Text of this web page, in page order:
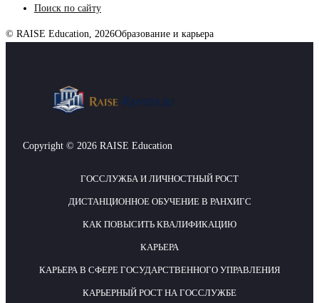
Поиск по сайту
© RAISE Education, 2026Образование и карьера
Copyright © 2026 RAISE Education
ГОССЛУЖБА И ЛИЧНОСТНЫЙ РОСТ
ДИСТАНЦИОННОЕ ОБУЧЕНИЕ В РАНХИГС
КАК ПОВЫСИТЬ КВАЛИФИКАЦИЮ
КАРЬЕРА
КАРЬЕРА В СФЕРЕ ГОСУДАРСТВЕННОГО УПРАВЛЕНИЯ
КАРЬЕРНЫЙ РОСТ НА ГОССЛУЖБЕ